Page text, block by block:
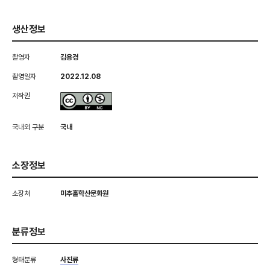
생산정보
촬영자 김용경
촬영일자 2022.12.08
저작권
국내외 구분 국내
소장정보
소장처 미추홀학산문화원
분류정보
형태분류 사진류